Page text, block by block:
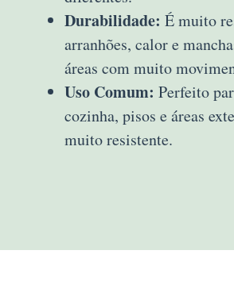
Durabilidade: É muito
arranhões, calor e
áreas com muito
Uso Comum: Perfeito
cozinha, pisos e áreas
muito resistente.